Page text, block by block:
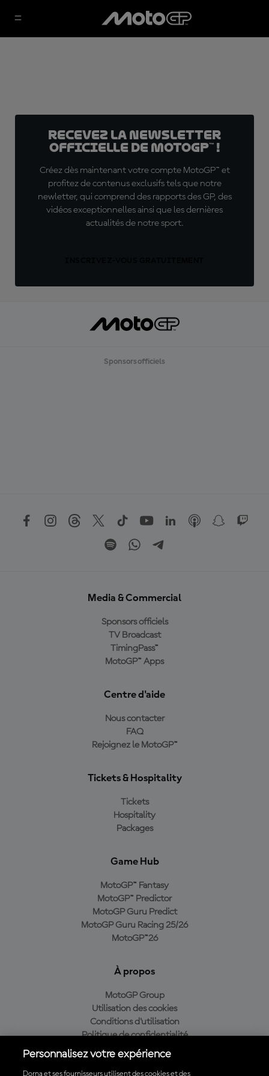
Recevez la Newsletter
officielle de MotoGP™ !
Créez dès maintenant votre compte MotoGP™ et
profitez de contenus exclusifs tels que notre
newletter, qui comprend des rapports des GP, des
vidéos exceptionnelles ainsi que les dernières
actualités de notre sport.
Sponsors officiels
Media & Commercial
Sponsors officiels
TV Broadcast
TimingPass™
MotoGP™ Apps
Centre d'aide
Nous contacter
FAQ
Rejoignez le MotoGP™
Tickets & Hospitality
Tickets
Hospitality
Packages
Game Hub
MotoGP™ Fantasy
MotoGP™ Predictor
MotoGP Guru Predict
MotoGP Guru Racing 25/26
MotoGP™26
À propos
MotoGP Group
Utilisation des cookies
Conditions d'utilisation
Politique de confidentialité
Politique d’achat
Personnalisez votre expérience
Dorna et ses fournisseurs utilisent des cookies et des